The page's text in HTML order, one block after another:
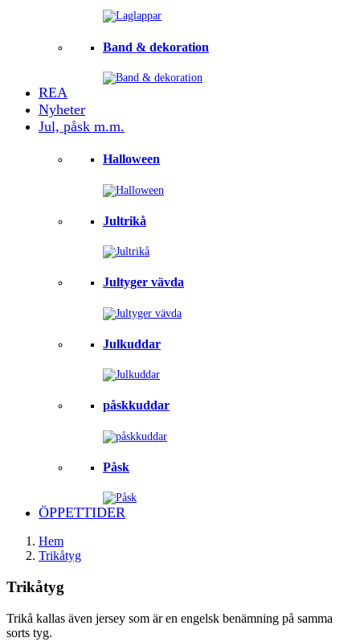
Band & dekoration
REA
Nyheter
Jul, påsk m.m.
Halloween
Jultrikå
Jultyger vävda
Julkuddar
påskkuddar
Påsk
ÖPPETTIDER
Hem
Trikåtyg
Trikåtyg
Trikå kallas även jersey som är en engelsk benämning på samma
sorts tyg.